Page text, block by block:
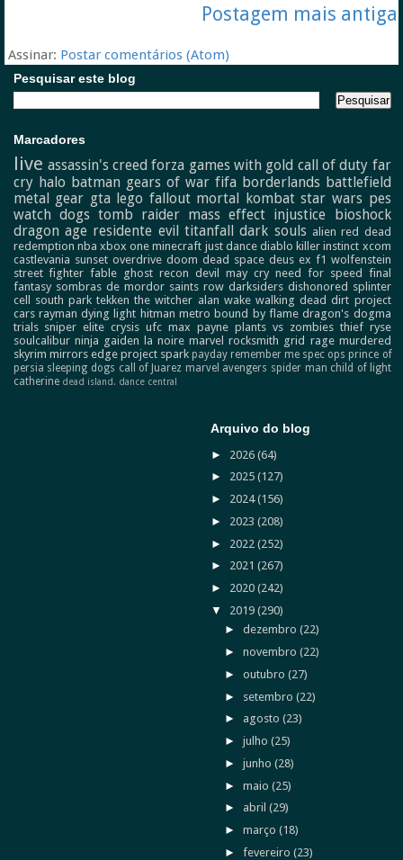
Postagem mais antiga
Assinar: Postar comentários (Atom)
Pesquisar este blog
Marcadores
live assassin's creed forza games with gold call of duty far
cry halo batman gears of war fifa borderlands battlefield
metal gear gta lego fallout mortal kombat star wars pes
watch dogs tomb raider mass effect injustice bioshock
dragon age residente evil titanfall dark souls alien red dead
redemption nba xbox one minecraft just dance diablo killer instinct xcom
castlevania sunset overdrive doom dead space deus ex f1 wolfenstein
street fighter fable ghost recon devil may cry need for speed final
fantasy sombras de mordor saints row darksiders dishonored splinter
cell
south park tekken the witcher alan wake walking dead dirt project
cars rayman dying light hitman metro bound by flame dragon's dogma
trials sniper elite crysis ufc max payne plants vs zombies thief ryse
soulcalibur ninja gaiden la noire marvel rocksmith grid rage murdered
skyrim mirrors edge project spark payday remember me spec ops prince of
persia sleeping dogs call of Juarez marvel avengers spider man child of light
catherine dead island. dance central
Arquivo do blog
► 2026 (64)
► 2025 (127)
► 2024(156)
► 2023 (208)
► 2022 (252)
► 2021 (267)
► 2020 (242)
▼ 2019 (290)
►dezembro(22)
►novembro(22)
►outubro(27)
► setembro(22)
► agosto(23)
►julho(25)
►junho(28)
►maio(25)
► abril(29)
►março(18)
►fevereiro(23)